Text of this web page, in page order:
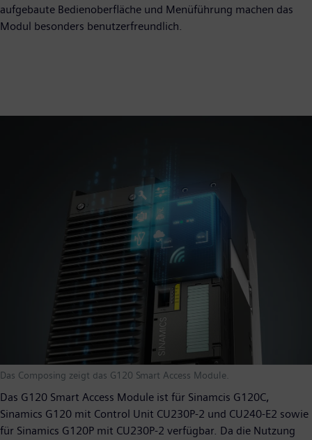
aufgebaute Bedienoberfläche und Menüführung machen das
Modul besonders benutzerfreundlich.
Das Composing zeigt das G120 Smart Access Module.
Das G120 Smart Access Module ist für Sinamcis G120C,
Sinamics G120 mit Control Unit CU230P-2 und CU240-E2 sowie
für Sinamics G120P mit CU230P-2 verfügbar. Da die Nutzung